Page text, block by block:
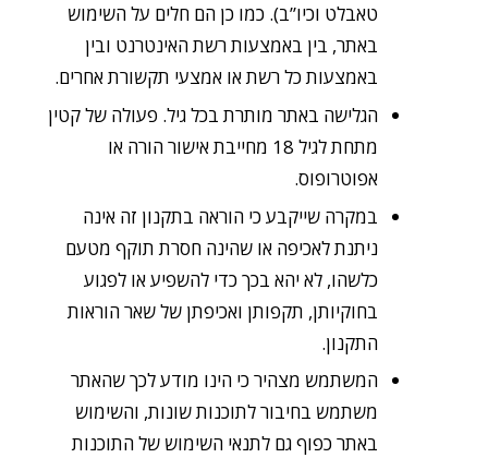
טאבלט וכיו”ב). כמו כן הם חלים על השימוש
באתר, בין באמצעות רשת האינטרנט ובין
באמצעות כל רשת או אמצעי תקשורת אחרים.
הגלישה באתר מותרת בכל גיל. פעולה של קטין
מתחת לגיל 18 מחייבת אישור הורה או
אפוטרופוס.
במקרה שייקבע כי הוראה בתקנון זה אינה
ניתנת לאכיפה או שהינה חסרת תוקף מטעם
כלשהו, לא יהא בכך כדי להשפיע או לפגוע
בחוקיותן, תקפותן ואכיפתן של שאר הוראות
התקנון.
המשתמש מצהיר כי הינו מודע לכך שהאתר
משתמש בחיבור לתוכנות שונות, והשימוש
באתר כפוף גם לתנאי השימוש של התוכנות